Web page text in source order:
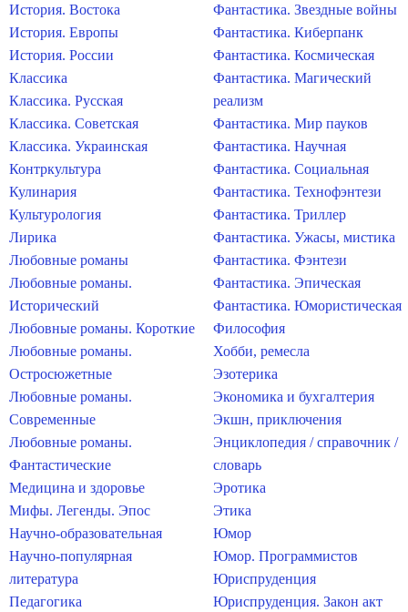
История. Востока
История. Европы
История. России
Классика
Классика. Русская
Классика. Советская
Классика. Украинская
Контркультура
Кулинария
Культурология
Лирика
Любовные романы
Любовные романы.
Исторический
Любовные романы. Короткие
Любовные романы.
Остросюжетные
Любовные романы.
Современные
Любовные романы.
Фантастические
Медицина и здоровье
Мифы. Легенды. Эпос
Научно-образовательная
Научно-популярная
литература
Педагогика
Фантастика. Звездные войны
Фантастика. Киберпанк
Фантастика. Космическая
Фантастика. Магический
реализм
Фантастика. Мир пауков
Фантастика. Научная
Фантастика. Социальная
Фантастика. Технофэнтези
Фантастика. Триллер
Фантастика. Ужасы, мистика
Фантастика. Фэнтези
Фантастика. Эпическая
Фантастика. Юмористическая
Философия
Хобби, ремесла
Эзотерика
Экономика и бухгалтерия
Экшн, приключения
Энциклопедия / справочник /
словарь
Эротика
Этика
Юмор
Юмор. Программистов
Юриспруденция
Юриспруденция. Закон акт